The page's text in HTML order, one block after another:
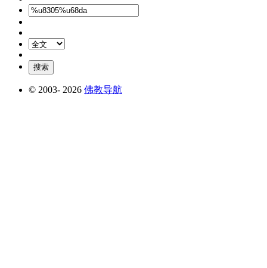
© 2003- 2026 佛教导航